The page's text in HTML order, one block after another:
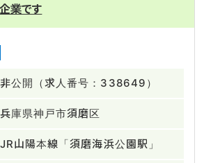
業です
非公開（求人番号：338649）
兵庫県神戸市須磨区
JR山陽本線「須磨海浜公園駅」